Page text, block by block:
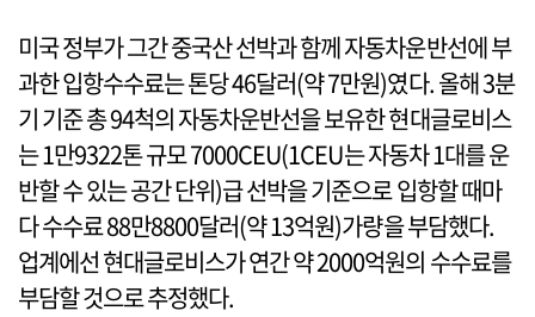
미국 정부가 그간 중국산 선박과 함께 자동차운반선에 부
과한 입항수수료는 톤당 46달러(약 7만원)였다. 올해 3분
기 기준 총 94척의 자동차운반선을 보유한 현대글로비스
는 1만9322톤 규모 7000CEU(1CEU는 자동차 1대를 운
반할 수 있는 공간 단위)급 선박을 기준으로 입항할 때마
다 수수료 88만8800달러(약 13억원)가량을 부담했다.
업계에선 현대글로비스가 연간 약 2000억원의 수수료를
부담할 것으로 추정했다.